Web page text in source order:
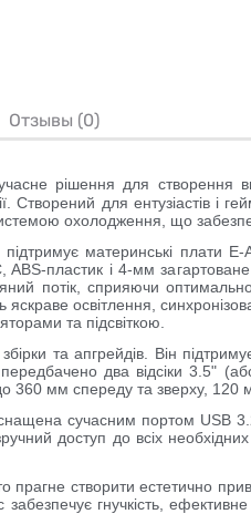
Отзывы (0)
рішення для створення
Створений для ентузіастів і
охолодження, що
материнські плати E-
ABS-пластик і 4-мм
потік, сприяючи
освітлення,
та підсвіткою.
та апгрейдів. Він
передбачено два відсіки 3.5"
360 мм спереду та зверху, 120
сучасним портом USB
доступ до всіх
створити естетично
забезпечує гнучкість,